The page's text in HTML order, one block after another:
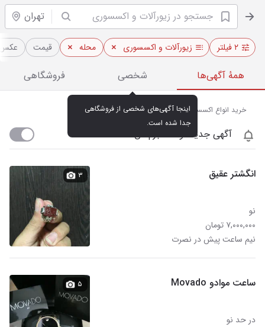
تهران
۲ فیلتر زیورآلات و اکسسوری محله قیمت
همهٔ آگهی‌ها شخصی فروشگاهی
جدا شده است.
خرید انواع اکسسوری زنانه و مردانه در نصرت تهران
آگهی جدید اومد خبرم کن
انگشتر عقیق
نو
۷,۰۰۰,۰۰۰ تومان
نیم ساعت پیش در نصرت
۳
ساعت موادو Movado
در حد نو
۵